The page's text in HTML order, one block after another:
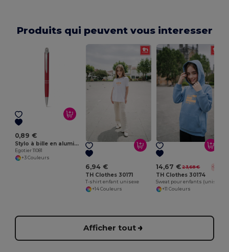
Produits qui peuvent vous interesser
0,89 €
Stylo à bille en aluminium
Egotier 11081
+3 Couleurs
6,94 €
TH Clothes 30171
T-shirt enfant unisexe
+14 Couleurs
14,67 € 23,68 € -38%
TH Clothes 30174
+11 Couleurs
Afficher tout